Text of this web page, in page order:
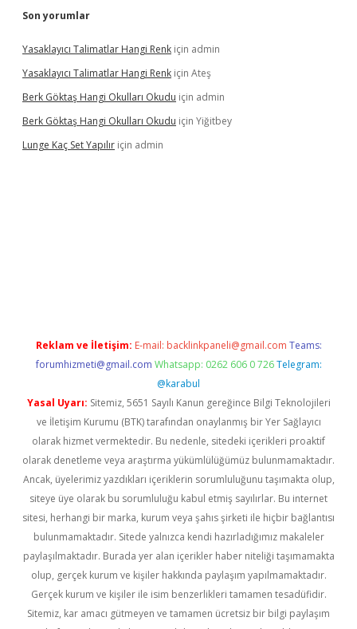
Son yorumlar
Yasaklayıcı Talimatlar Hangi Renk için admin
Yasaklayıcı Talimatlar Hangi Renk için Ateş
Berk Göktaş Hangi Okulları Okudu için admin
Berk Göktaş Hangi Okulları Okudu için Yiğitbey
Lunge Kaç Set Yapılır için admin
Reklam ve İletişim: E-mail: backlinkpaneli@gmail.com Teams:
forumhizmeti@gmail.com Whatsapp: 0262 606 0 726 Telegram:
@karabul
Yasal Uyarı: Sitemiz, 5651 Sayılı Kanun gereğince Bilgi Teknolojileri
ve İletişim Kurumu (BTK) tarafından onaylanmış bir Yer Sağlayıcı
olarak hizmet vermektedir. Bu nedenle, sitedeki içerikleri proaktif
olarak denetleme veya araştırma yükümlülüğümüz bulunmamaktadır.
Ancak, üyelerimiz yazdıkları içeriklerin sorumluluğunu taşımakta olup,
siteye üye olarak bu sorumluluğu kabul etmiş sayılırlar. Bu internet
sitesi, herhangi bir marka, kurum veya şahıs şirketi ile hiçbir bağlantısı
bulunmamaktadır. Sitede yalnızca kendi hazırladığımız makaleler
paylaşılmaktadır. Burada yer alan içerikler haber niteliği taşımamakta
olup, gerçek kurum ve kişiler hakkında paylaşım yapılmamaktadır.
Gerçek kurum ve kişiler ile isim benzerlikleri tamamen tesadüfidir.
Sitemiz, kar amacı gütmeyen ve tamamen ücretsiz bir bilgi paylaşım